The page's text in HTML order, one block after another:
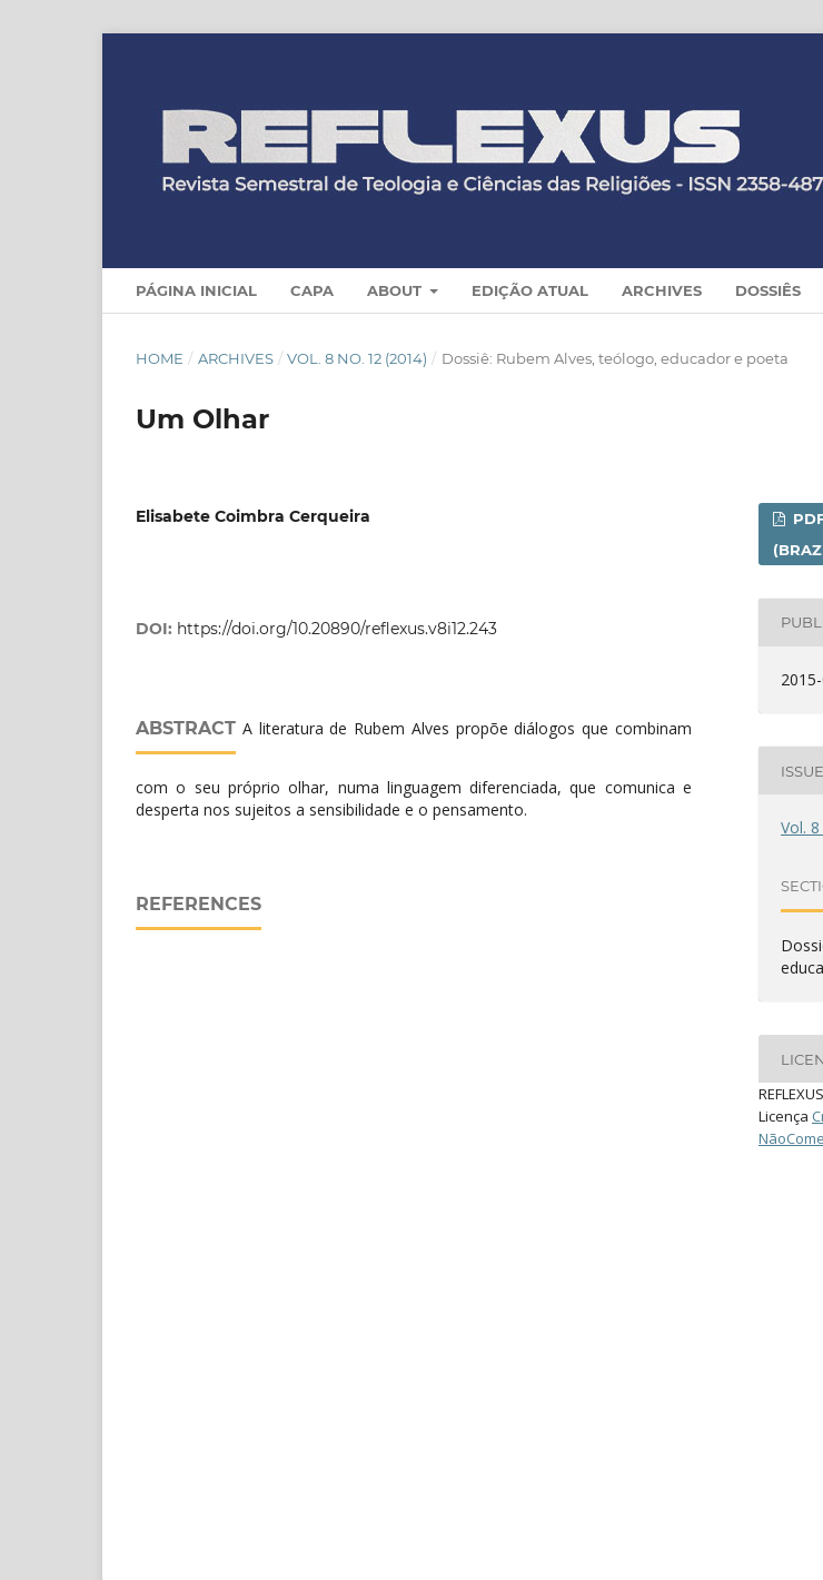
PÁGINA INICIAL CAPA ABOUT EDIÇÃO ATUAL ARCHIVES DOSSIÊS
HOME / ARCHIVES / VOL. 8 NO. 12 (2014) / Dossiê: Rubem Alves, teólogo, educador e poeta
Um Olhar
Elisabete Coimbra Cerqueira
DOI: https://doi.org/10.20890/reflexus.v8i12.243
ABSTRACT A literatura de Rubem Alves propõe diálogos que combinam
com o seu próprio olhar, numa linguagem diferenciada, que comunica e
desperta nos sujeitos a sensibilidade e o pensamento.
REFERENCES
ISSUE
Vol.
Licença